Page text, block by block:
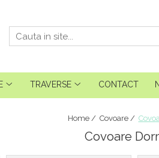
TRAVERSE CONTACT
Home / Covoare /
Covoare